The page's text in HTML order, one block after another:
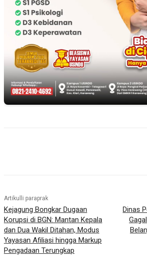
Artikulli paraprak
Kejagung Bongkar Dugaan
Korupsi di BGN: Mantan Kepala
dan Dua Wakil Ditahan, Modus
Yayasan Afiliasi hingga Markup
Pengadaan Terungkap
Dinas